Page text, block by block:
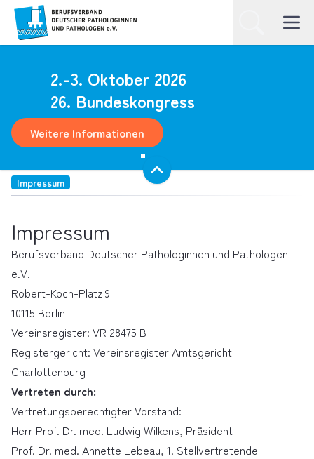
Homepage SuchenOpen
2.-3. Oktober 2026
26. Bundeskongress
Weitere Informationen
Impressum
Impressum
Berufsverband Deutscher Pathologinnen und Pathologen
e.V.
Robert-Koch-Platz 9
10115 Berlin
Vereinsregister: VR 28475 B
Registergericht: Vereinsregister Amtsgericht
Charlottenburg
Vertreten durch:
Vertretungsberechtigter Vorstand:
Herr Prof. Dr. med. Ludwig Wilkens, Präsident
Prof. Dr. med. Annette Lebeau, 1. Stellvertretende